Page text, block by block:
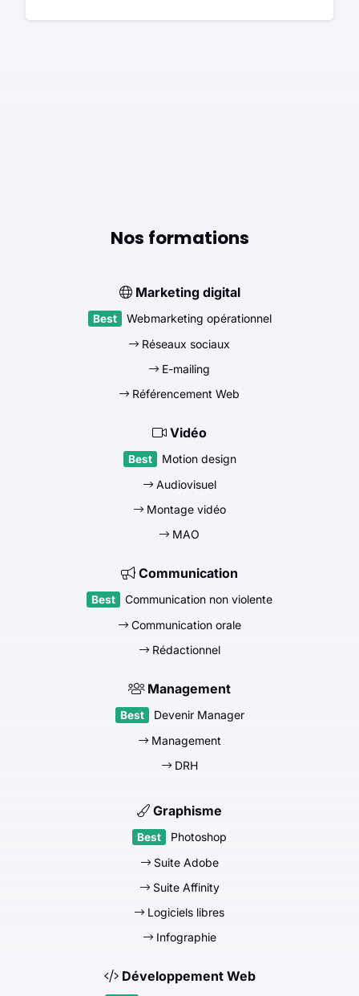
Nos formations
Marketing digital
Webmarketing opérationnel
Réseaux sociaux
E-mailing
Référencement Web
Vidéo
Motion design
Audiovisuel
Montage vidéo
MAO
Communication
Communication non violente
Communication orale
Rédactionnel
Management
Devenir Manager
Management
DRH
Graphisme
Photoshop
Suite Adobe
Suite Affinity
Logiciels libres
Infographie
Développement Web